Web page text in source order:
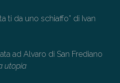
ti da uno schiaffo” di Ivan
ad Alvaro di San Frediano
utopia